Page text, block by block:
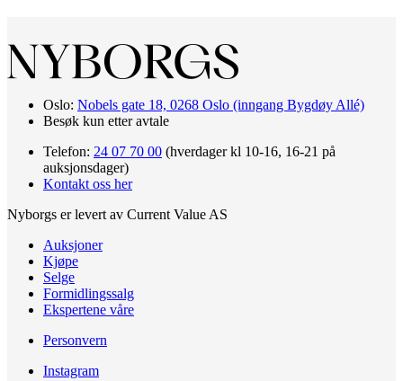
Oslo: Nobels gate 18, 0268 Oslo (inngang Bygdøy Allé)
Besøk kun etter avtale
Telefon: 24 07 70 00 (hverdager kl 10-16, 16-21 på
auksjonsdager)
Kontakt oss her
Nyborgs er levert av Current Value AS
Auksjoner
Kjøpe
Selge
Formidlingssalg
Ekspertene våre
Personvern
Instagram